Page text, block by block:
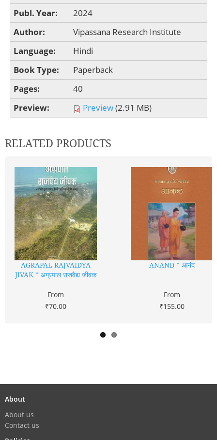
Publ. Year:
2024
Author:
Vipassana Research Institute
Language:
Hindi
Book Type:
Paperback
Pages:
40
Preview:
Preview(2.91 MB)
RELATED PRODUCTS
AGRAPAL RAJVAIDYA
JIVAK * अग्रपाल राजवैद्य जीवक
From
₹70.00
ANAND * आनंद
From
₹155.00
About
About us
Contact us